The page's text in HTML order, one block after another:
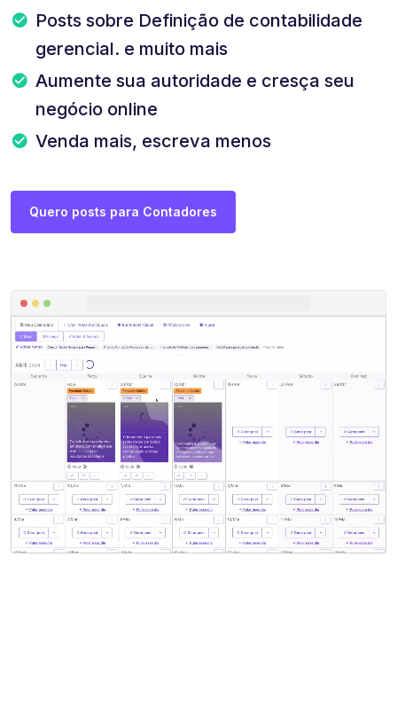
Posts sobre Definição de contabilidade
gerencial. e muito mais
Aumente sua autoridade e cresça seu
negócio online
Venda mais, escreva menos
Quero posts para Contadores